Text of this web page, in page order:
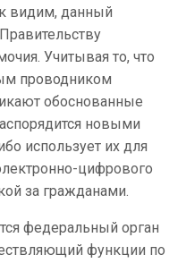
видим, данный
Учитывая то, что
проводником
обоснованные
новыми
использует их для
цифрового
за гражданами.
федеральный орган
функции по